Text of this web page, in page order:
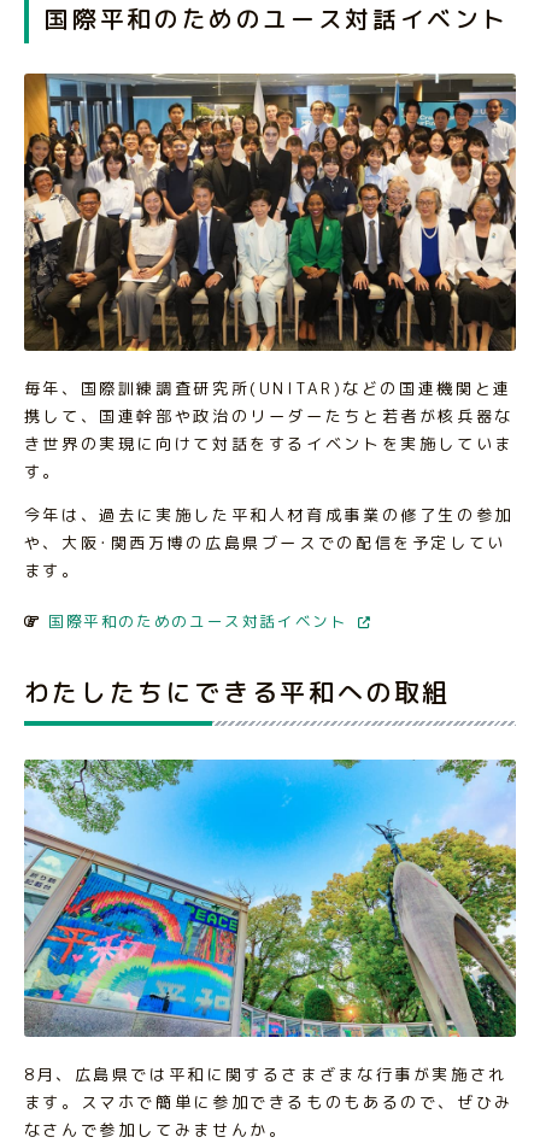
国際平和のためのユース対話イベント
毎年、国際訓練調査研究所(UNITAR)などの国連機関と連
携して、国連幹部や政治のリーダーたちと若者が核兵器な
き世界の実現に向けて対話をするイベントを実施していま
す。
今年は、過去に実施した平和人材育成事業の修了生の参加
や、大阪･関西万博の広島県ブースでの配信を予定してい
ます。
国際平和のためのユース対話イベント
わたしたちにできる平和への取組
8月、広島県では平和に関するさまざまな行事が実施され
ます。スマホで簡単に参加できるものもあるので、ぜひみ
なさんで参加してみませんか。